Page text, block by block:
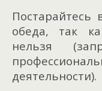
Постарайтесь
обеда, так
нельзя
деятельности).